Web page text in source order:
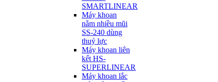
SMARTLINEAR
Máy khoan
nằm nhiều mũi
SS-240 dùng
thuỷ lực
Máy khoan liên
kết HS-
SUPERLINEAR
Máy khoan lắc